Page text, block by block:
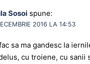
Sosoi spune:
2016 LA 14:53
sa ma gandesc la
cu troiene, cu sanii